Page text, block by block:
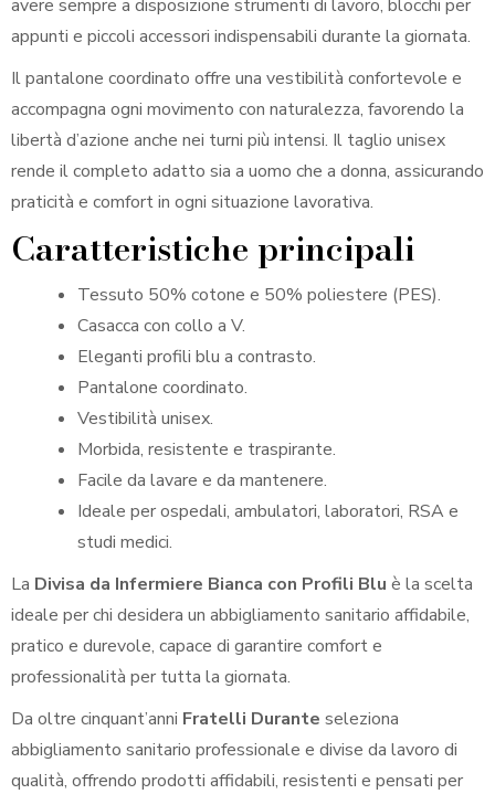
avere sempre a disposizione strumenti di lavoro, blocchi per
appunti e piccoli accessori indispensabili durante la giornata.
Il pantalone coordinato offre una vestibilità confortevole e
accompagna ogni movimento con naturalezza, favorendo la
libertà d’azione anche nei turni più intensi. Il taglio unisex
rende il completo adatto sia a uomo che a donna, assicurando
praticità e comfort in ogni situazione lavorativa.
Caratteristiche principali
Tessuto 50% cotone e 50% poliestere (PES).
Casacca con collo a V.
Eleganti profili blu a contrasto.
Pantalone coordinato.
Vestibilità unisex.
Morbida, resistente e traspirante.
Facile da lavare e da mantenere.
Ideale per ospedali, ambulatori, laboratori, RSA e
studi medici.
La Divisa da Infermiere Bianca con Profili Blu è la scelta
ideale per chi desidera un abbigliamento sanitario affidabile,
pratico e durevole, capace di garantire comfort e
professionalità per tutta la giornata.
Da oltre cinquant’anni Fratelli Durante seleziona
abbigliamento sanitario professionale e divise da lavoro di
qualità, offrendo prodotti affidabili, resistenti e pensati per